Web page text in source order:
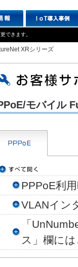
できます。
XRシリーズ
モバイル
PPPoE利
VLANイン
「
ス」欄に